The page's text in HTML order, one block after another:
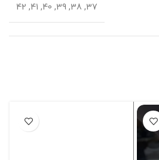
37, 38, 39, 40, 41, 42